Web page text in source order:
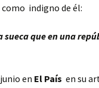
indigno de él:
que en una
en El País en su